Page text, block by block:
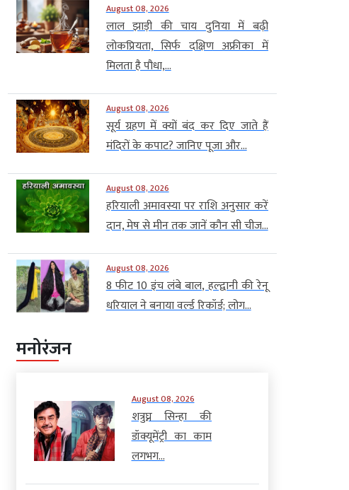
August 08, 2026
लाल झाड़ी की चाय दुनिया में बढ़ी
लोकप्रियता, सिर्फ दक्षिण अफ्रीका में
मिलता है पौधा,...
August 08, 2026
सूर्य ग्रहण में क्यों बंद कर दिए जाते हैं
मंदिरों के कपाट? जानिए पूजा और...
August 08, 2026
हरियाली अमावस्या पर राशि अनुसार करें
दान, मेष से मीन तक जानें कौन सी चीज...
August 08, 2026
8 फीट 10 इंच लंबे बाल, हल्द्वानी की रेनू
धरियाल ने बनाया वर्ल्ड रिकॉर्ड; लोग...
मनोरंजन
August 08, 2026
शत्रुघ्न सिन्हा की
डॉक्यूमेंट्री का काम
लगभग...